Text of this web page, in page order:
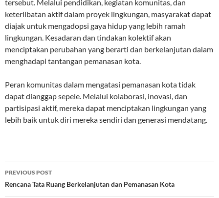
tersebut. Melalui pendidikan, kegiatan komunitas, dan
keterlibatan aktif dalam proyek lingkungan, masyarakat dapat
diajak untuk mengadopsi gaya hidup yang lebih ramah
lingkungan. Kesadaran dan tindakan kolektif akan
menciptakan perubahan yang berarti dan berkelanjutan dalam
menghadapi tantangan pemanasan kota.
Peran komunitas dalam mengatasi pemanasan kota tidak
dapat dianggap sepele. Melalui kolaborasi, inovasi, dan
partisipasi aktif, mereka dapat menciptakan lingkungan yang
lebih baik untuk diri mereka sendiri dan generasi mendatang.
Post
navigation
PREVIOUS POST
Rencana Tata Ruang Berkelanjutan dan Pemanasan Kota